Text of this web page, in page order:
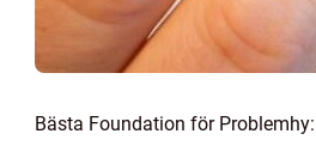
Bästa Foundation för